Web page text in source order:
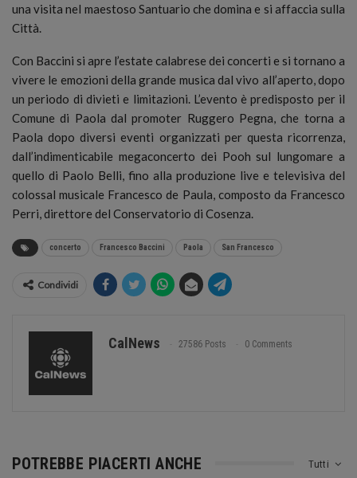
una visita nel maestoso Santuario che domina e si affaccia sulla
Città.
Con Baccini si apre l’estate calabrese dei concerti e si tornano a
vivere le emozioni della grande musica dal vivo all’aperto, dopo
un periodo di divieti e limitazioni. L’evento è predisposto per il
Comune di Paola dal promoter Ruggero Pegna, che torna a
Paola dopo diversi eventi organizzati per questa ricorrenza,
dall’indimenticabile megaconcerto dei Pooh sul lungomare a
quello di Paolo Belli, fino alla produzione live e televisiva del
colossal musicale Francesco de Paula, composto da Francesco
Perri, direttore del Conservatorio di Cosenza.
concerto Francesco Baccini Paola San Francesco
Condividi
CalNews 27586 Posts 0 Comments
Tutti
POTREBBE PIACERTI ANCHE